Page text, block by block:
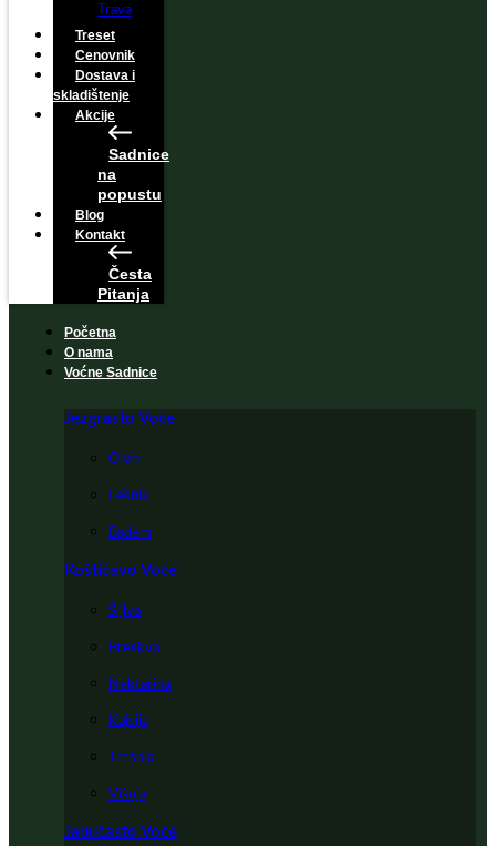
Trava
Treset
Cenovnik
Dostava i
skladištenje
Akcije
Sadnice
na
popustu
Blog
Kontakt
Česta
Pitanja
Početna
O nama
Voćne Sadnice
Jezgrasto Voće
Orah
Lešnik
Badem
Koštičavo Voće
Šljiva
Breskva
Nektarina
Kajsija
Trešnja
Višnja
Jabučasto Voće